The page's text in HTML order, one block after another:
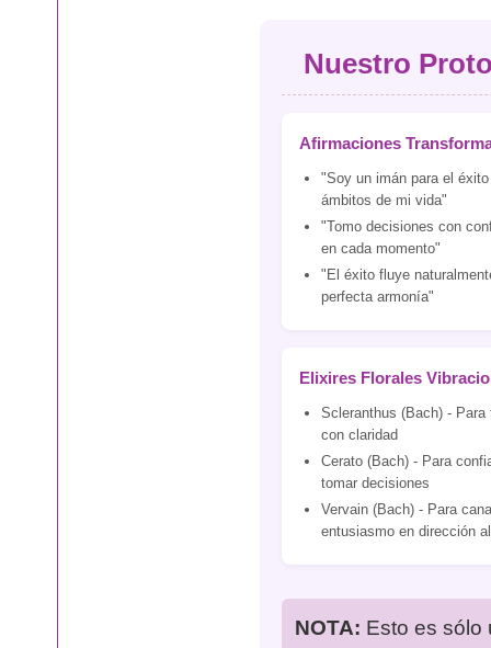
Nuestro
Afirmaciones
"Soy un imán para el
ámbitos de mi vida"
"Tomo decisiones con
en cada momento"
"El éxito fluye
perfecta armonía"
Elixires Florales
Scleranthus (Bach) -
con claridad
Cerato (Bach) - Para
tomar decisiones
Vervain (Bach) - Para
entusiasmo en dirección
NOTA: Esto es sólo